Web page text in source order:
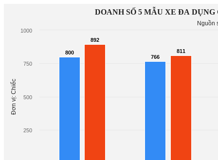
Đơn vị: Chiếc
DOANH SỐ 5 MẪU XE ĐA
Nguồn
800
800
766
766
892
892
811
811
250
500
750
1000